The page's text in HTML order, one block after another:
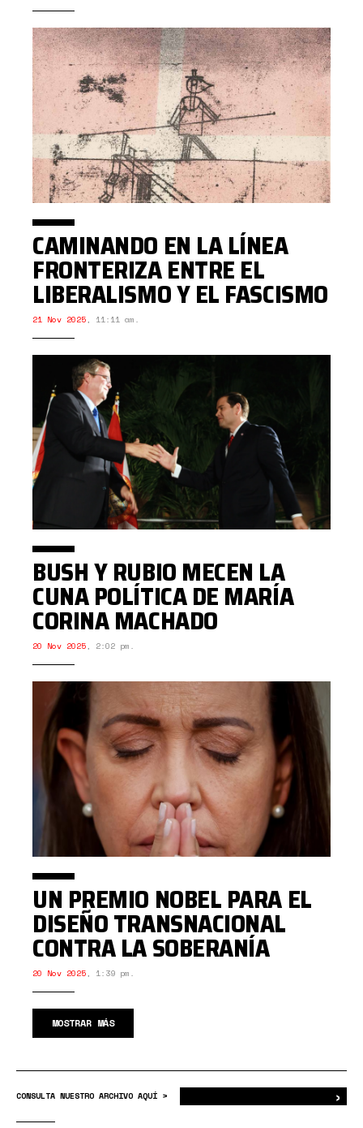
CAMINANDO EN LA LÍNEA
FRONTERIZA ENTRE EL
LIBERALISMO Y EL FASCISMO
21 Nov 2025, 11:11 am.
BUSH Y RUBIO MECEN LA
CUNA POLÍTICA DE MARÍA
CORINA MACHADO
20 Nov 2025, 2:02 pm.
UN PREMIO NOBEL PARA EL
DISEÑO TRANSNACIONAL
CONTRA LA SOBERANÍA
20 Nov 2025, 1:39 pm.
MOSTRAR MÁS
CONSULTA NUESTRO ARCHIVO AQUÍ > ›